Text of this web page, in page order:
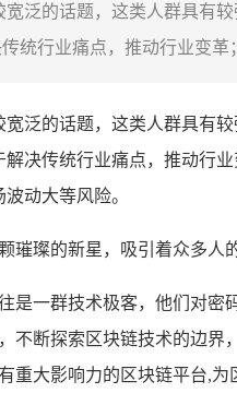
泛的话题，这类人群具有
统行业痛点，推动行业变
泛的话题，这类人群具有
决传统行业痛点，推动行
动大等风险。
璀璨的新星，吸引着众多人
是一群技术极客，他们对
不断探索区块链技术的边
重大影响力的区块链平台,为